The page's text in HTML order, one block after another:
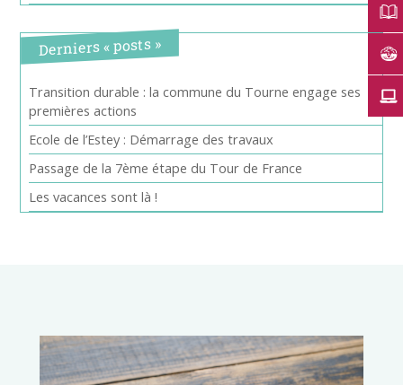
Derniers « posts »
Transition durable : la commune du Tourne engage ses
premières actions
Ecole de l’Estey : Démarrage des travaux
Passage de la 7ème étape du Tour de France
Les vacances sont là !